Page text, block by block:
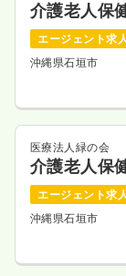
介護老人保
エージェント求人
沖縄県石垣市
医療法人緑の会
介護老人保
エージェント求人
沖縄県石垣市